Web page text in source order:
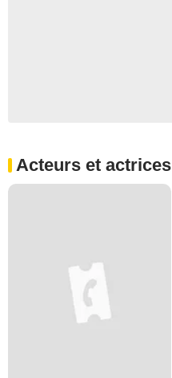
Acteurs et actrices